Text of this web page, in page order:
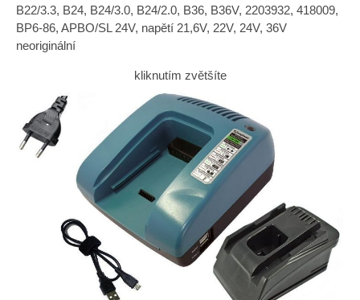
B22/3.3, B24, B24/3.0, B24/2.0, B36, B36V, 2203932, 418009,
BP6-86, APBO/SL 24V, napětí 21,6V, 22V, 24V, 36V
neoriginální
kliknutím zvětšíte